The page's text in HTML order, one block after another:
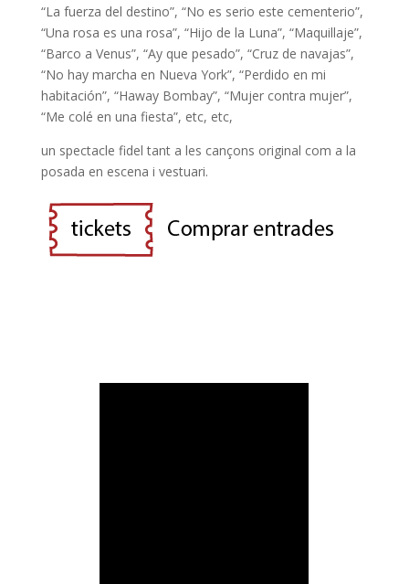
“La fuerza del destino”, “No es serio este cementerio”,
“Una rosa es una rosa”, “Hijo de la Luna”, “Maquillaje”,
“Barco a Venus”, “Ay que pesado”, “Cruz de navajas”,
“No hay marcha en Nueva York”, “Perdido en mi
habitación”, “Haway Bombay”, “Mujer contra mujer”,
“Me colé en una fiesta”, etc, etc,
un spectacle fidel tant a les cançons original com a la
posada en escena i vestuari.